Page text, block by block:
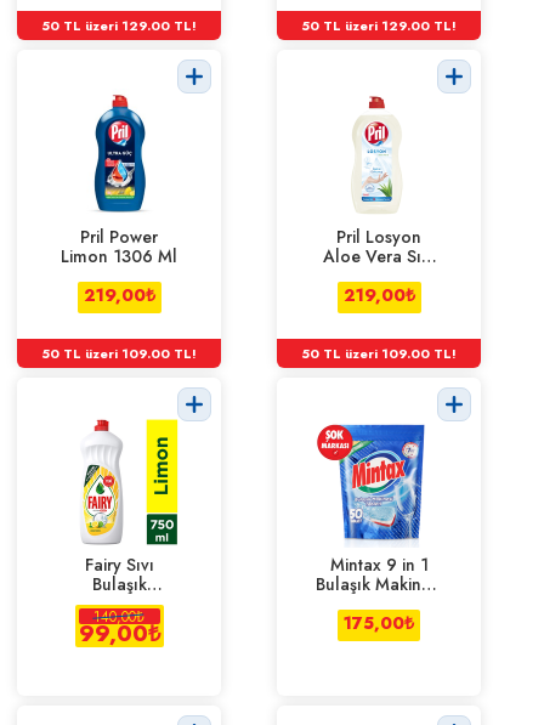
50 TL üzeri 129.00 TL! 50 TL üzeri 129.00 TL!
Pril Power
Limon 1306 Ml
219,00₺
50 TL üzeri 109.00 TL!
Pril Losyon
Aloe Vera Sıvı
Bulaşık
Deterjanı 1405
Ml
219,00₺
50 TL üzeri 109.00 TL!
Fairy Sıvı
Bulaşık
Deterjanı 750
Ml
140,00₺
99,00₺
Mintax 9 in 1
Bulaşık Makinesi
Tableti
Deterjanı 50'li
175,00₺